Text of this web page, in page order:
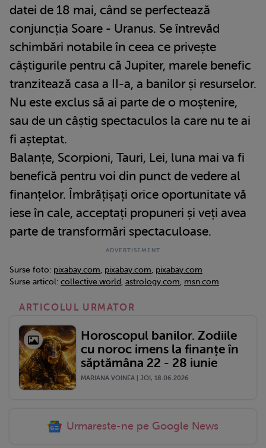
datei de 18 mai, când se perfectează
conjuncția Soare - Uranus. Se întrevăd
schimbări notabile în ceea ce privește
câștigurile pentru că Jupiter, marele benefic
tranzitează casa a II-a, a banilor și resurselor.
Nu este exclus să ai parte de o moștenire,
sau de un câștig spectaculos la care nu te ai
fi așteptat.
Balanțe, Scorpioni, Tauri, Lei, luna mai va fi
benefică pentru voi din punct de vedere al
finanțelor. Îmbrățișați orice oportunitate vă
iese în cale, acceptați propuneri și veți avea
parte de transformări spectaculoase.
Surse foto: pixabay.com, pixabay.com, pixabay.com
Surse articol: collective.world , astrology.com, msn.com
ARTICOLUL URMATOR
Horoscopul banilor. Zodiile
cu noroc imens la finanțe în
săptămâna 22 - 28 iunie
MARIANA VOINEA | JOI, 18.06.2026
Urmareste-ne pe Google News